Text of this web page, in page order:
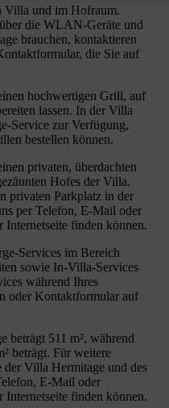
Villa und im Hofraum.
die WLAN-Geräte und
brauchen, kontaktieren
die Sie auf
hochwertigen Grill, auf
lassen. In der Villa
Service zur Verfügung,
bestellen können.
privaten, überdachten
Hofes der Villa.
privaten Parkplatz in der
per Telefon, E-Mail oder
finden können.
Services im Bereich
sowie In-Villa-Services
während Ihres
oder Kontaktformular auf
beträgt 511 m², während
beträgt. Für weitere
Villa Hermitage und des
E-Mail oder
finden können.